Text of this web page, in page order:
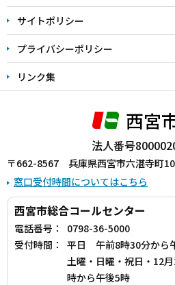
サイトポリシー
プライバシーポリシー
リンク集
西宮
法人番号
〒662-8567 兵庫県西宮市六湛寺町10
窓口受付時間についてはこちら
西宮市総合コールセンター
電話番号：
0798-36-5000
受付時間：
平日 午前8時30分から
土曜・日曜・祝日・12
時から午後5時